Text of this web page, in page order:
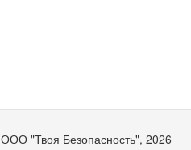
ООО "Твоя Безопасность", 2026